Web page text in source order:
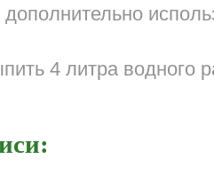
4 литра водного